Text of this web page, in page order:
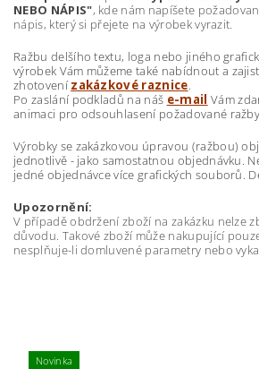
NEBO NÁPIS", kde nám napíšete
nápis, který si přejete na výrobek vyrazit.
Ražbu delšího textu, loga nebo jiného
výrobek Vám můžeme také nabídnout a
zhotovení zakázkové raznice.
Po zaslání podkladů na náš e-mail Vám
animaci pro odsouhlasení požadované
Výrobky se zakázkovou úpravou (ražbou)
jednotlivě - jako samostatnou objednávku.
jedné objednávce více grafických souborů.
Upozornění:
V případě obdržení zboží na zakázku nelze
důvodu. Takové zboží může nakupující
nesplňuje-li domluvené parametry nebo
Novinka